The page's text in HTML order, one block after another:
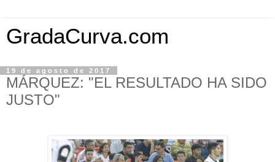
GradaCurva.com
19 de agosto de 2017
MÁRQUEZ: "EL RESULTADO HA SIDO
JUSTO"